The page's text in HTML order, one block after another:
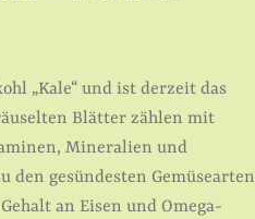
„Kale“ und ist derzeit das
Blätter zählen mit
Mineralien und
den gesündesten Gemüsearten
an Eisen und Omega-